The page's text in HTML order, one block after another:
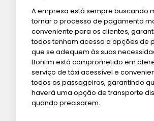
A empresa está sempre buscando
tornar o processo de pagamento
conveniente para os clientes,
todos tenham acesso a opções de
que se adequem às suas
Bonfim está comprometido em
serviço de táxi acessível e
todos os passageiros, garantindo
haverá uma opção de transporte
quando precisarem.